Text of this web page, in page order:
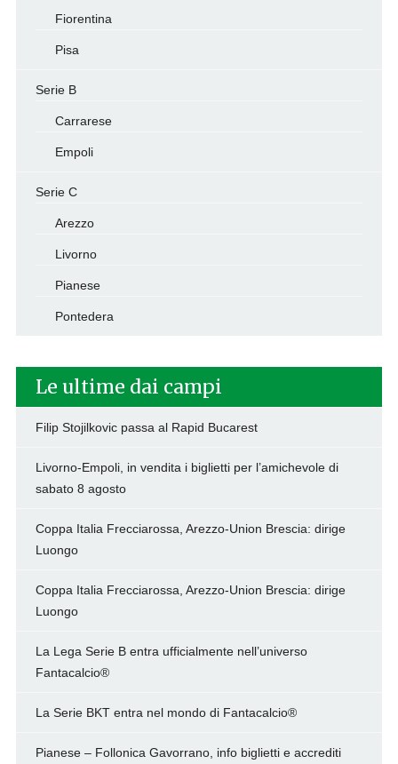
Fiorentina
Pisa
Serie B
Carrarese
Empoli
Serie C
Arezzo
Livorno
Pianese
Pontedera
Le ultime dai campi
Filip Stojilkovic passa al Rapid Bucarest
Livorno-Empoli, in vendita i biglietti per l’amichevole di
sabato 8 agosto
Coppa Italia Frecciarossa, Arezzo-Union Brescia: dirige
Luongo
Coppa Italia Frecciarossa, Arezzo-Union Brescia: dirige
Luongo
La Lega Serie B entra ufficialmente nell’universo
Fantacalcio®
La Serie BKT entra nel mondo di Fantacalcio®
Pianese – Follonica Gavorrano, info biglietti e accrediti